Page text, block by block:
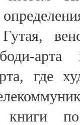
Гутая,
арта и
, где
книги